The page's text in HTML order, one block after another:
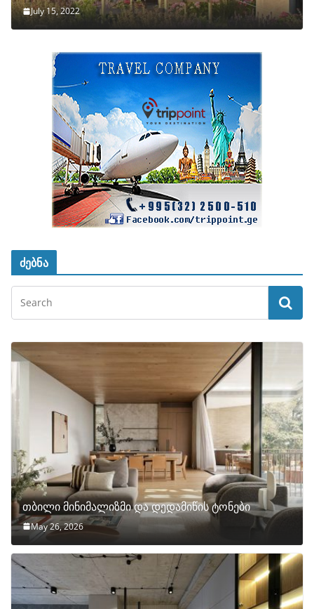
July 15, 2022
ძებნა
თბილი მინიმალიზმი და დედამიწის ტონები
May 26, 2026